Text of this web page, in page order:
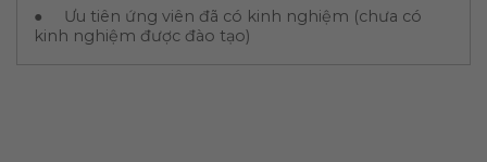
● Ưu tiên ứng viên đã có kinh nghiệm (chưa có
kinh nghiệm được đào tạo)